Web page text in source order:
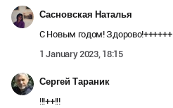
Сасновская Наталья
С Новым годом! Здорово!++++++
1 January 2023, 18:15
Сергей Тараник
!!!++!!!